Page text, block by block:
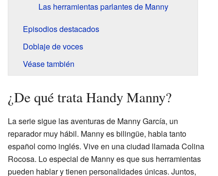
Las herramientas parlantes de Manny
Episodios destacados
Doblaje de voces
Véase también
¿De qué trata Handy Manny?
La serie sigue las aventuras de Manny García, un
reparador muy hábil. Manny es bilingüe, habla tanto
español como inglés. Vive en una ciudad llamada Colina
Rocosa. Lo especial de Manny es que sus herramientas
pueden hablar y tienen personalidades únicas. Juntos,